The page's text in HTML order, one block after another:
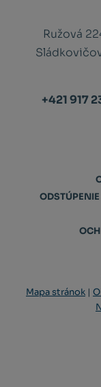
Ružová
+421 917
Mapa stránok |